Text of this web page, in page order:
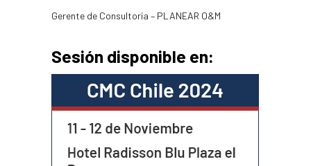
Gerente de Consultoría – PLANEAR O&M
Sesión disponible en: